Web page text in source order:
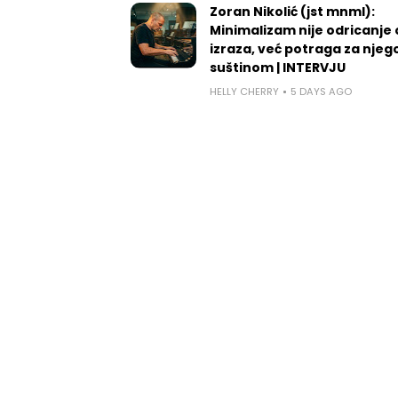
Zoran Nikolić (jst mnml):
Minimalizam nije odricanje
izraza, već potraga za
suštinom | INTERVJU
HELLY CHERRY 5 DAYS AGO